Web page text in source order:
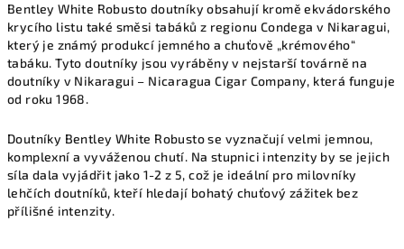
Bentley White Robusto doutníky obsahují kromě ekvádorského
krycího listu také směsi tabáků z regionu Condega v Nikaragui,
který je známý produkcí jemného a chuťově „krémového“
tabáku. Tyto doutníky jsou vyráběny v nejstarší továrně na
doutníky v Nikaragui – Nicaragua Cigar Company, která funguje
od roku 1968.
Doutníky Bentley White Robusto se vyznačují velmi jemnou,
komplexní a vyváženou chutí. Na stupnici intenzity by se jejich
síla dala vyjádřit jako 1-2 z 5, což je ideální pro milovníky
lehčích doutníků, kteří hledají bohatý chuťový zážitek bez
přílišné intenzity.